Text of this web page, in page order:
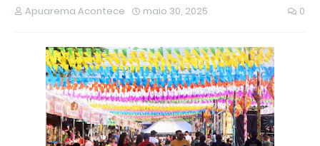
Apuarema Acontece maio 30, 2025 0